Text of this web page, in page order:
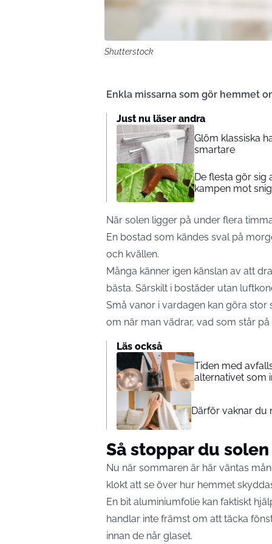
Shutterstock
Enkla missarna som gör hemmet
Just nu läser andra
Glöm klassiska
smartare
De flesta gör sig
kampen mot
När solen ligger på under flera
En bostad som kändes sval på
och kvällen.
Många känner igen känslan av att
bästa. Särskilt i bostäder utan
Små vanor i vardagen kan göra stor
om när man vädrar, vad som står
Läs också
Tiden med
alternativet som
Därför vaknar du
Så stoppar du
Nu när sommaren är här väntas
klokt att se över hur hemmet
En bit aluminiumfolie kan faktiskt
handlar inte främst om att täcka
innan de når glaset.